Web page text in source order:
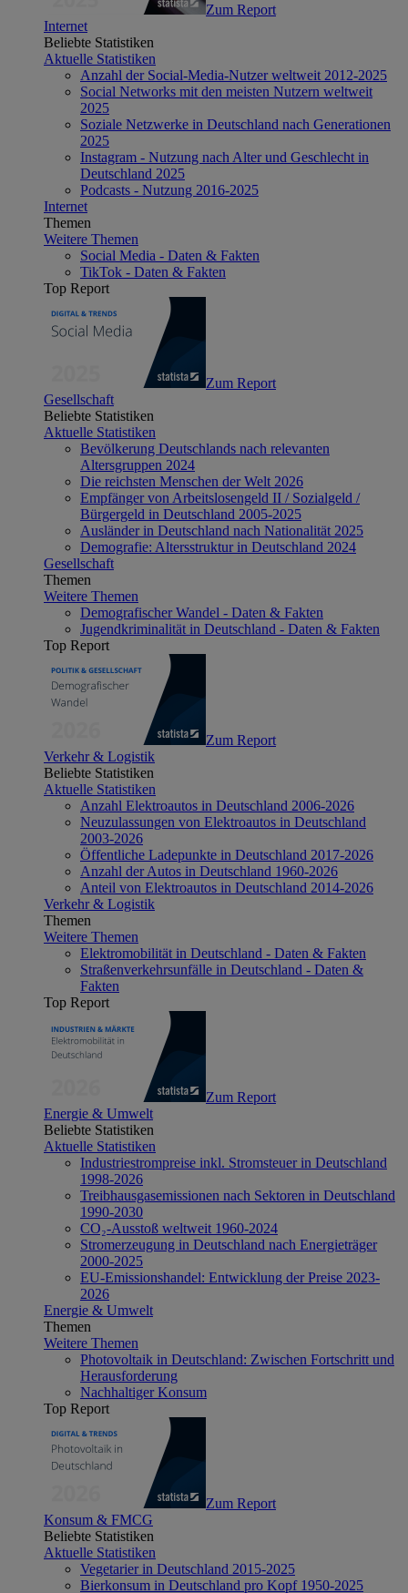
Zum Report
Internet
Beliebte Statistiken
Aktuelle Statistiken
Anzahl der Social-Media-Nutzer weltweit 2012-2025
Social Networks mit den meisten Nutzern weltweit
2025
Soziale Netzwerke in Deutschland nach Generationen
2025
Instagram - Nutzung nach Alter und Geschlecht in
Deutschland 2025
Podcasts - Nutzung 2016-2025
Internet
Themen
Weitere Themen
Social Media - Daten & Fakten
TikTok - Daten & Fakten
Top Report
Zum Report
Gesellschaft
Beliebte Statistiken
Aktuelle Statistiken
Bevölkerung Deutschlands nach relevanten
Altersgruppen 2024
Die reichsten Menschen der Welt 2026
Empfänger von Arbeitslosengeld II / Sozialgeld /
Bürgergeld in Deutschland 2005-2025
Ausländer in Deutschland nach Nationalität 2025
Demografie: Altersstruktur in Deutschland 2024
Gesellschaft
Themen
Weitere Themen
Demografischer Wandel - Daten & Fakten
Jugendkriminalität in Deutschland - Daten & Fakten
Top Report
Zum Report
Verkehr & Logistik
Beliebte Statistiken
Aktuelle Statistiken
Anzahl Elektroautos in Deutschland 2006-2026
Neuzulassungen von Elektroautos in Deutschland
2003-2026
Öffentliche Ladepunkte in Deutschland 2017-2026
Anzahl der Autos in Deutschland 1960-2026
Anteil von Elektroautos in Deutschland 2014-2026
Verkehr & Logistik
Themen
Weitere Themen
Elektromobilität in Deutschland - Daten & Fakten
Straßenverkehrsunfälle in Deutschland - Daten &
Fakten
Top Report
Zum Report
Energie & Umwelt
Beliebte Statistiken
Aktuelle Statistiken
Industriestrompreise inkl. Stromsteuer in Deutschland
1998-2026
Treibhausgasemissionen nach Sektoren in Deutschland
1990-2030
CO₂-Ausstoß weltweit 1960-2024
Stromerzeugung in Deutschland nach Energieträger
2000-2025
EU-Emissionshandel: Entwicklung der Preise 2023-
2026
Energie & Umwelt
Themen
Weitere Themen
Photovoltaik in Deutschland: Zwischen Fortschritt und
Herausforderung
Nachhaltiger Konsum
Top Report
Zum Report
Konsum & FMCG
Beliebte Statistiken
Aktuelle Statistiken
Vegetarier in Deutschland 2015-2025
Bierkonsum in Deutschland pro Kopf 1950-2025